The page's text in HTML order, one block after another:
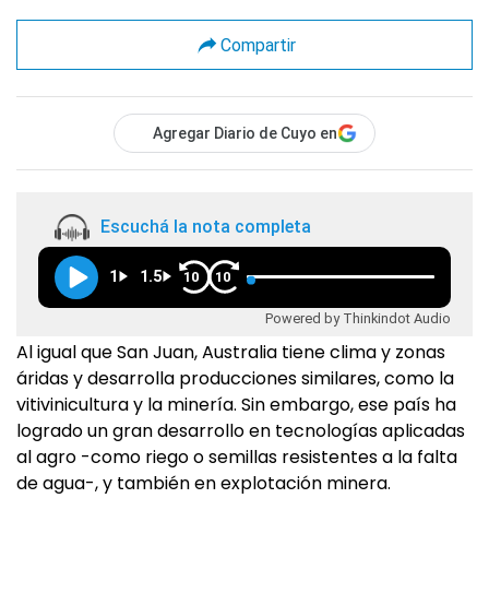
Compartir
Agregar Diario de Cuyo en
Escuchá la nota completa
1 1.5 10 10
Powered by Thinkindot Audio
Al igual que San Juan, Australia tiene clima y zonas
áridas y desarrolla producciones similares, como la
vitivinicultura y la minería. Sin embargo, ese país ha
logrado un gran desarrollo en tecnologías aplicadas
al agro -como riego o semillas resistentes a la falta
de agua-, y también en explotación minera.